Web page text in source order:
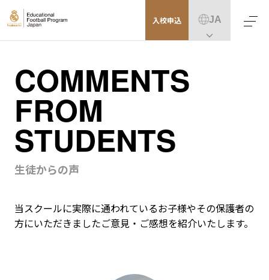
入校申込 JA
COMMENTS
FROM
STUDENTS
生徒からの声
当スクールに実際に通われているお子様やその保護者の
方にいただきましたご意見・ご感想を紹介いたします。